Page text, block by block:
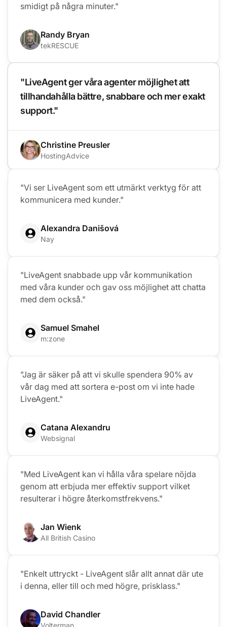
smidigt på några minuter."
Randy Bryan
tekRESCUE
"LiveAgent ger våra agenter möjlighet att
tillhandahålla bättre, snabbare och mer exakt
support."
Christine Preusler
HostingAdvice
"Vi ser LiveAgent som ett utmärkt verktyg för att
kommunicera med kunder."
Alexandra Danišová
Nay
"LiveAgent snabbade upp vår kommunikation
med våra kunder och gav oss möjlighet att chatta
med dem också."
Samuel Smahel
m:zone
"Jag är säker på att vi skulle spendera 90% av
vår dag med att sortera e-post om vi inte hade
LiveAgent."
Catana Alexandru
Websignal
"Med LiveAgent kan vi hålla våra spelare nöjda
genom att erbjuda mer effektiv support vilket
resulterar i högre återkomstfrekvens."
Jan Wienk
All British Casino
"Enkelt uttryckt - LiveAgent slår allt annat där ute
i denna, eller till och med högre, prisklass."
David Chandler
Volterman